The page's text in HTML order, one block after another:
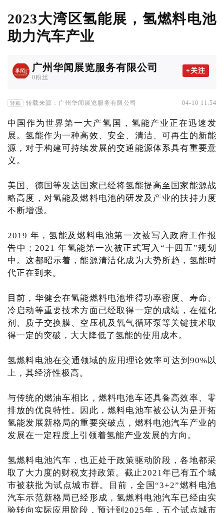
2023大湾区氢能展，氢燃料电池
助力汽车产业
广州华闻展览服务有限公司
0粉丝
+关注
转载 转载来源：广州华闻展览服务有限公司 04-10 11:54
中国作为世界第一大产氢国，氢能产业正在迅速发
展。氢能作为一种高效、安全、清洁、可再生的新能
源，对于构建可持续发展的交通能源体系具有重要意
义。
美国、德国等发达国家已经将氢能提高至国家能源战
略高度，对氢能及燃料电池的研发及产业的扶持力度
不断增强。
2019 年，氢能及燃料电池第一次被写入政府工作报
告中；2021 年氢能第一次被正式写入“十四五”规划
中。这都昭示着，能源清洁化成为大势所趋，氢能时
代正在到来。
目前，华健会在氢能燃料电池堆得功率密度、寿命、
冷启动等重要技术方面已经取得一定的成绩，在催化
剂、质子交换膜、空压机及氧气循环泵等关键技术取
得一定的突破，大大降低了氢能的使用成本。
氢燃料电池在交通领域的应用理论效率可达到90%以
上，其经济性极高。
与传统的燃油车相比，燃料电池车还具备高效率、零
排放的优良特性。因此，燃料电池车被公认为是开拓
氢能发展新格局的重要突破点，燃料电池汽车产业的
发展在一定程度上引领着氢能产业发展的方向。
氢燃料电池汽车，也正处于政策驱动阶段，各地都采
取了大力度的财税支持政策。截止2021年已有五个城
市被获批为试点城市群。目前，全国“3+2”燃料电池
汽车示范新格局已经形成，氢燃料电池汽车已经由实
验转向实际应用阶段，预计到2025年，五个试点城市